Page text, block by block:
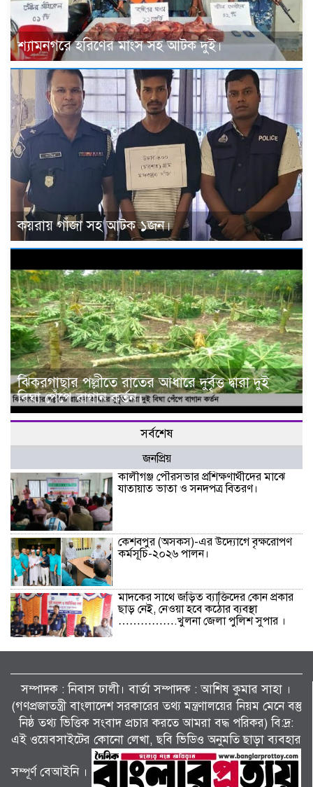
শ্যামনগরে হরিণের মাংস সহ আটক দুই।
কয়রায় গাঁজা সহ আটক ১জন।
ঝিকরগাছার পল্লীতে রাতের আধারে দুর্বৃত্ত দ্বারা দুই
বিঘা পেঁপে বাগান কর্তন।
সর্বশেষ
জনপ্রিয়
কালীগঞ্জ পৌরসভার প্রশিক্ষণার্থীদের মাঝে
যাতায়াত ভাতা ও সনদপত্র বিতরণ।
কেশবপুর (অসকস)-এর উদ্যোগে বৃক্ষরোপণ
কর্মসূচি-২০২৬ পালন।
মাদকের সাথে জড়িত ব্যাক্তিদের কোন প্রকার
ছাড় নেই, নেওয়া হবে কঠোর ব্যবস্থা
…………….খুলনা জেলা পুলিশ সুপার ।
জুলাই গণঅভ্যুত্থানের দ্বিতীয় বর্ষপূর্তি উপলক্ষে
শ্যামনগরে জামায়াতের গণমিছিল ও বিক্ষোভ
সমাবেশ।
সম্পাদক : নিবাস ঢালী। বার্তা সম্পাদক : আশিষ কুমাৱ সাহা ।
(গণপ্রজাতন্ত্রী বাংলাদেশ সরকারের তথ্য মন্ত্রণালয়ের নিয়ম মেনে বস্তু
নিষ্ঠ তথ্য ভিত্তিক সংবাদ প্রচার করতে আমরা বদ্ধ পরিকর) বি:দ্র:
এই ওয়েবসাইটের কোনো লেখা, ছবি ভিডিও অনুমতি ছাড়া ব্যবহার
সম্পূর্ণ বেআইনি ।